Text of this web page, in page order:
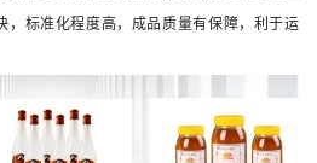
，标准化程度高，成品质量有保障，利于运